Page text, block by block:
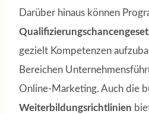
Darüber hinaus können
gezielt Kompetenzen
Bereichen
Online-Marketing. Auch die
Weiterbildungsrichtlinien